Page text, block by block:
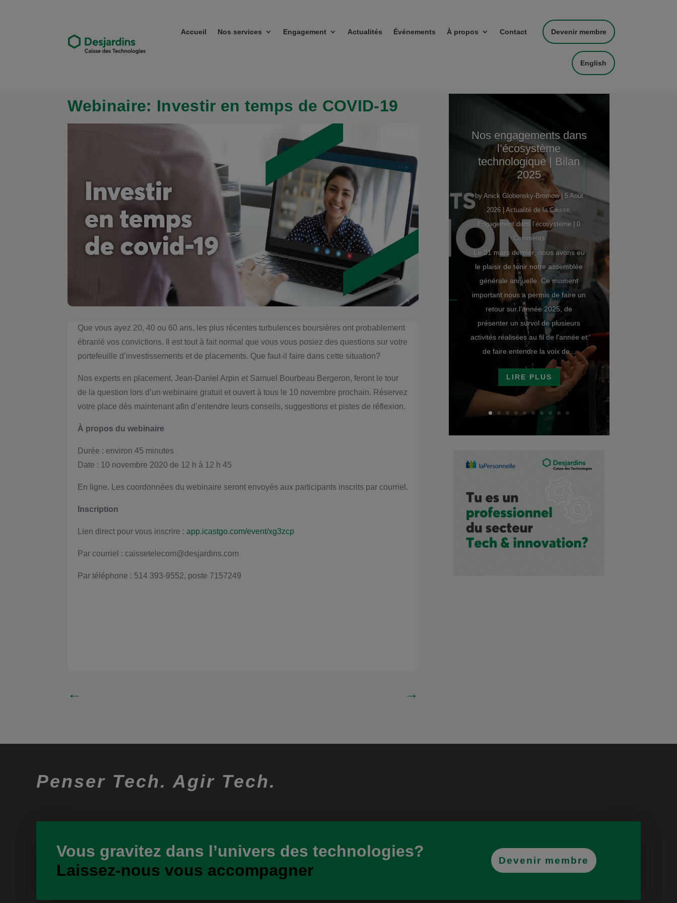
Accueil Nos services Engagement Actualités Événements À propos Contact Devenir membre
English
Webinaire: Investir en temps de COVID-19
Que vous ayez 20, 40 ou 60 ans, les plus récentes turbulences boursières ont probablement
ébranlé vos convictions. Il est tout à fait normal que vous vous posiez des questions sur votre
portefeuille d’investissements et de placements. Que faut-il faire dans cette situation?
Nos experts en placement, Jean-Daniel Arpin et Samuel Bourbeau Bergeron, feront le tour
de la question lors d’un webinaire gratuit et ouvert à tous le 10 novembre prochain. Réservez
votre place dès maintenant afin d’entendre leurs conseils, suggestions et pistes de réflexion.
À propos du webinaire
Durée : environ 45 minutes
Date : 10 novembre 2020 de 12 h à 12 h 45
En ligne. Les coordonnées du webinaire seront envoyés aux participants inscrits par courriel.
Inscription
Lien direct pour vous inscrire :app.icastgo.com/event/xg3zcp
Par courriel : caissetelecom@desjardins.com
Par téléphone : 514 393-9552, poste 7157249
← →
Nos engagements dans
l’écosystème
technologique | Bilan
2025
by Anick Globensky-Bromow| 5 Août
2026|Actualité de la Caisse,
Engagement dans l’écosystème | 0
Comments
Le 31 mars dernier, nous avons eu
le plaisir de tenir notre assemblée
générale annuelle. Ce moment
important nous a permis de faire un
retour sur l’année 2025, de
présenter un survol de plusieurs
activités réalisées au fil de l’année et
de faire entendre la voix de...
LIRE PLUS
Penser Tech. Agir Tech.
Vous gravitez dans l’univers des technologies?
Laissez-nous vous accompagner
Devenir membre